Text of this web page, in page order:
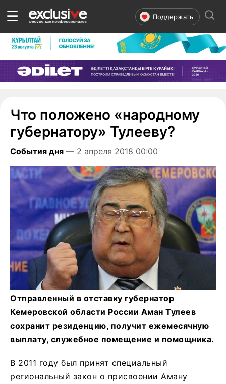
☰ Поддержать
Что положено «народному
губернатору» Тулееву?
События дня — 2 апреля 2018 00:00
Отправленный в отставку губернатор
Кемеровской области России Аман Тулеев
сохранит резиденцию, получит ежемесячную
выплату, служебное помещение и помощника.
В 2011 году был принят специальный
региональный закон о присвоении Аману